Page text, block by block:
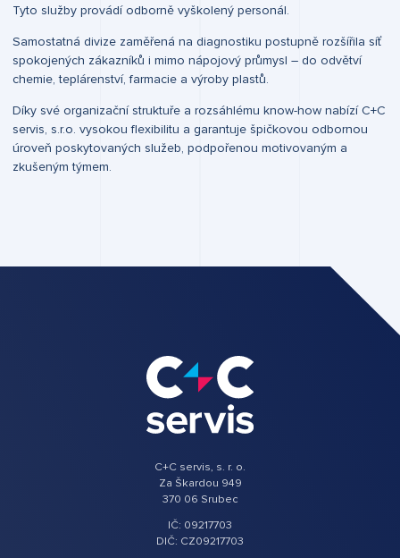
Tyto služby provádí odborně vyškolený personál.
Samostatná divize zaměřená na diagnostiku postupně rozšířila síť
spokojených zákazníků i mimo nápojový průmysl – do odvětví
chemie, teplárenství, farmacie a výroby plastů.
Díky své organizační struktuře a rozsáhlému know-how nabízí C+C
servis, s.r.o. vysokou flexibilitu a garantuje špičkovou odbornou
úroveň poskytovaných služeb, podpořenou motivovaným a
zkušeným týmem.
C+C servis, s. r. o.
Za Škardou 949
370 06 Srubec
IČ: 09217703
DIČ: CZ09217703